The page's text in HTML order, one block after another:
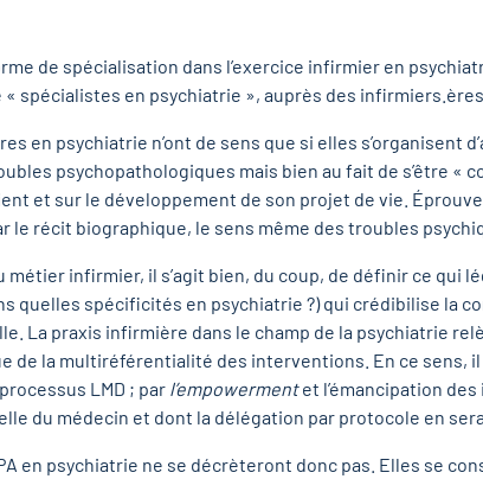
de spécialisation dans l’exercice infirmier en
spécialistes en psychiatrie », auprès des
en psychiatrie n’ont de sens que si elles s’organisent
psychopathologiques mais bien au fait de s’être «
et sur le développement de son projet de vie.
le récit biographique, le sens même des troubles
métier infirmier, il s’agit bien, du coup, de définir ce qui
quelles spécificités en psychiatrie ?) qui crédibilise
La praxis infirmière dans le champ de la psychiatrie
de la multiréférentialité des interventions. En ce sens,
LMD ; par l’empowermentet l’émancipation
du médecin et dont la délégation par protocole en
en psychiatrie ne se décrèteront donc pas. Elles se